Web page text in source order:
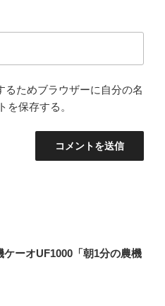
るためブラウザーに自分の名
を保存する。
ーオUF1000「朝1分の農機